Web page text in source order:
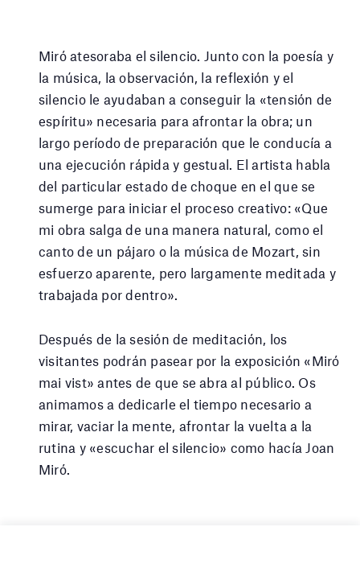
Miró atesoraba el silencio. Junto con la poesía y
la música, la observación, la reflexión y el
silencio le ayudaban a conseguir la «tensión de
espíritu» necesaria para afrontar la obra; un
largo período de preparación que le conducía a
una ejecución rápida y gestual. El artista habla
del particular estado de choque en el que se
sumerge para iniciar el proceso creativo: «Que
mi obra salga de una manera natural, como el
canto de un pájaro o la música de Mozart, sin
esfuerzo aparente, pero largamente meditada y
trabajada por dentro».
Después de la sesión de meditación, los
visitantes podrán pasear por la exposición «Miró
mai vist» antes de que se abra al público. Os
animamos a dedicarle el tiempo necesario a
mirar, vaciar la mente, afrontar la vuelta a la
rutina y «escuchar el silencio» como hacía Joan
Miró.